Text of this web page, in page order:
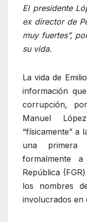
El presidente
ex director de
muy fuertes”,
su vida.
La vida de
información
corrupción,
Manuel
“físicamente” a
una primera
formalmente
República
los nombres
involucrados en